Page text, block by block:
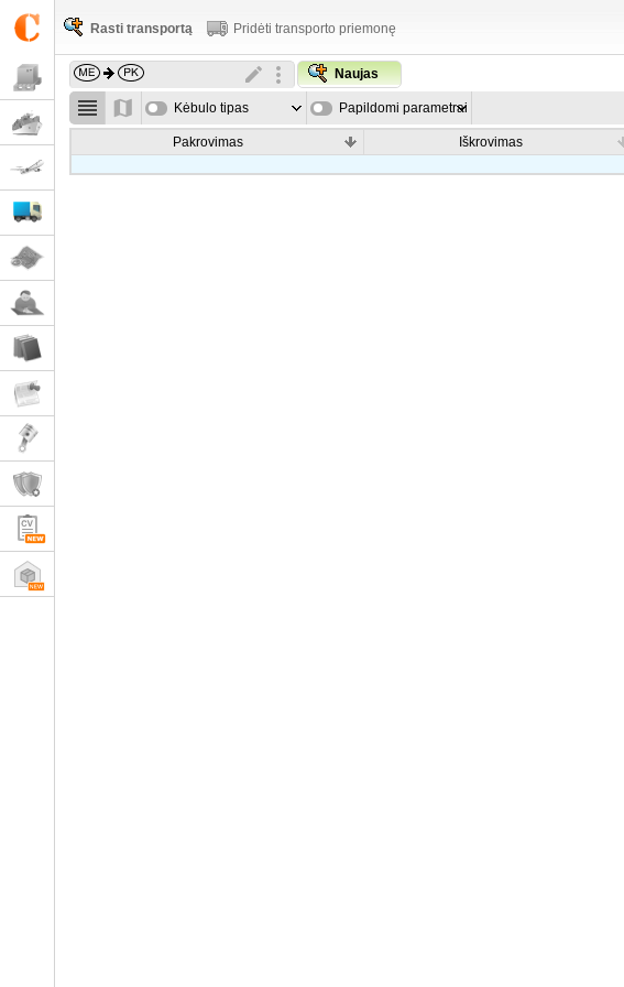
Rasti transportą Pridėti transporto priemonę
Naujas
Kėbulo tipas Papildomi parametrai
Pakrovimas Iškrovimas